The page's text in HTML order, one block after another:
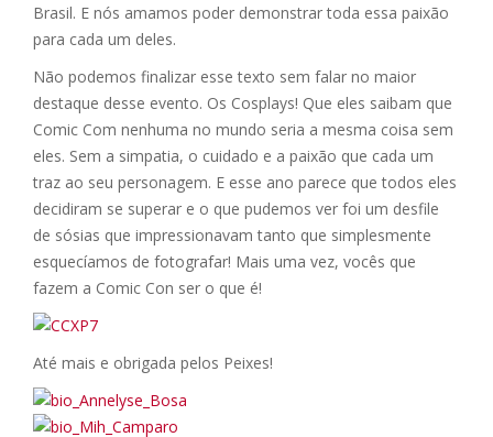
Brasil. E nós amamos poder demonstrar toda essa paixão
para cada um deles.
Não podemos finalizar esse texto sem falar no maior
destaque desse evento. Os Cosplays! Que eles saibam que
Comic Com nenhuma no mundo seria a mesma coisa sem
eles. Sem a simpatia, o cuidado e a paixão que cada um
traz ao seu personagem. E esse ano parece que todos eles
decidiram se superar e o que pudemos ver foi um desfile
de sósias que impressionavam tanto que simplesmente
esquecíamos de fotografar! Mais uma vez, vocês que
fazem a Comic Con ser o que é!
Até mais e obrigada pelos Peixes!